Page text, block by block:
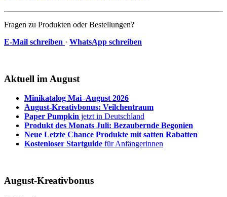
Fragen zu Produkten oder Bestellungen?
E-Mail schreiben · WhatsApp schreiben
Aktuell im August
Minikatalog Mai–August 2026
August-Kreativbonus: Veilchentraum
Paper Pumpkin jetzt in Deutschland
Produkt des Monats Juli: Bezaubernde Begonien
Neue Letzte Chance Produkte mit satten Rabatten
Kostenloser Startguide für Anfängerinnen
August-Kreativbonus